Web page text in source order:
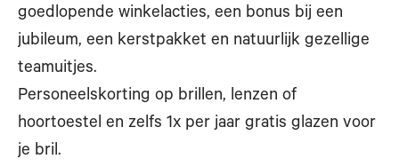
goedlopende winkelacties, een bonus bij een
jubileum, een kerstpakket en natuurlijk gezellige
teamuitjes.
Personeelskorting op brillen, lenzen of
hoortoestel en zelfs 1x per jaar gratis glazen voor
je bril.